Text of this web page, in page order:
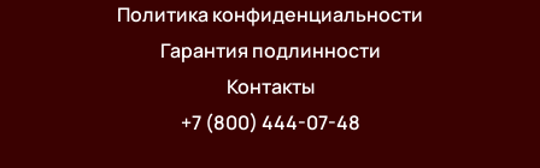
Политика конфиденциальности
Гарантия подлинности
Контакты
+7 (800) 444-07-48